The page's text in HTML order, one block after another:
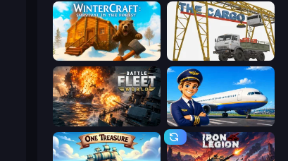
WinterCraft: Survival in the Forest The Cargo
Battle Fleet World Idle Airport Tycoon